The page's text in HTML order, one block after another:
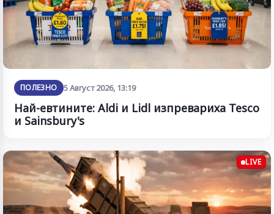
ПОЛЕЗНО 5 Август 2026, 13:19
Най-евтините: Aldi и Lidl изпревариха Tesco
и Sainsbury's
LIVE